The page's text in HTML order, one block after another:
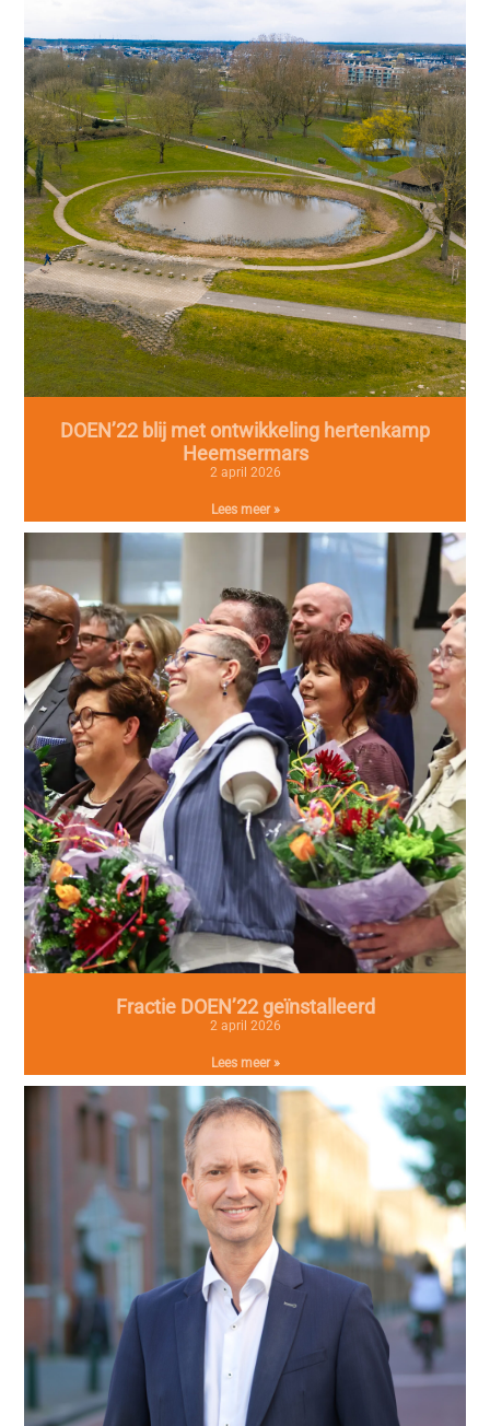
DOEN’22 blij met ontwikkeling hertenkamp
Heemsermars
2 april 2026
Lees meer »
Fractie DOEN’22 geïnstalleerd
2 april 2026
Lees meer »